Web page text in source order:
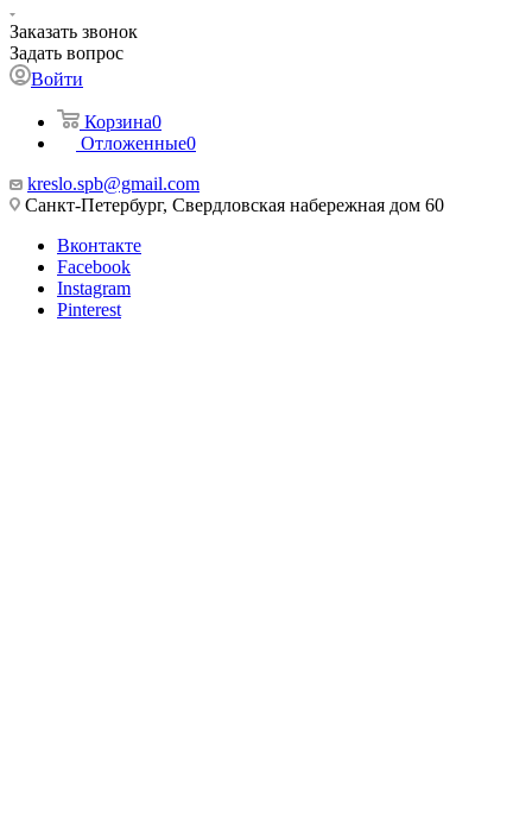
Заказать звонок
Задать вопрос
Войти
Корзина0
Отложенные0
kreslo.spb@gmail.com
Санкт-Петербург, Свердловская набережная дом 60
Вконтакте
Facebook
Instagram
Pinterest